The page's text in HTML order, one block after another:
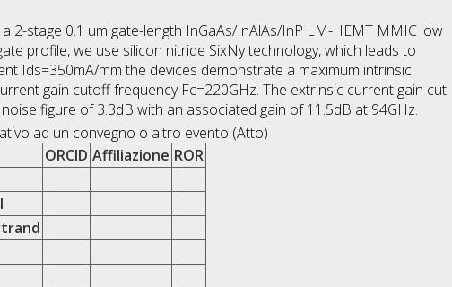
2-stage 0.1 um gate-length InGaAs/InAlAs/InP LM-HEMT MMIC low
profile, we use silicon nitride SixNy technology, which leads to
Ids=350mA/mm the devices demonstrate a maximum intrinsic
gain cutoff frequency Fc=220GHz. The extrinsic current gain cut-
figure of 3.3dB with an associated gain of 11.5dB at 94GHz.
ad un convegno o altro evento (Atto)
ORCID Affiliazione ROR